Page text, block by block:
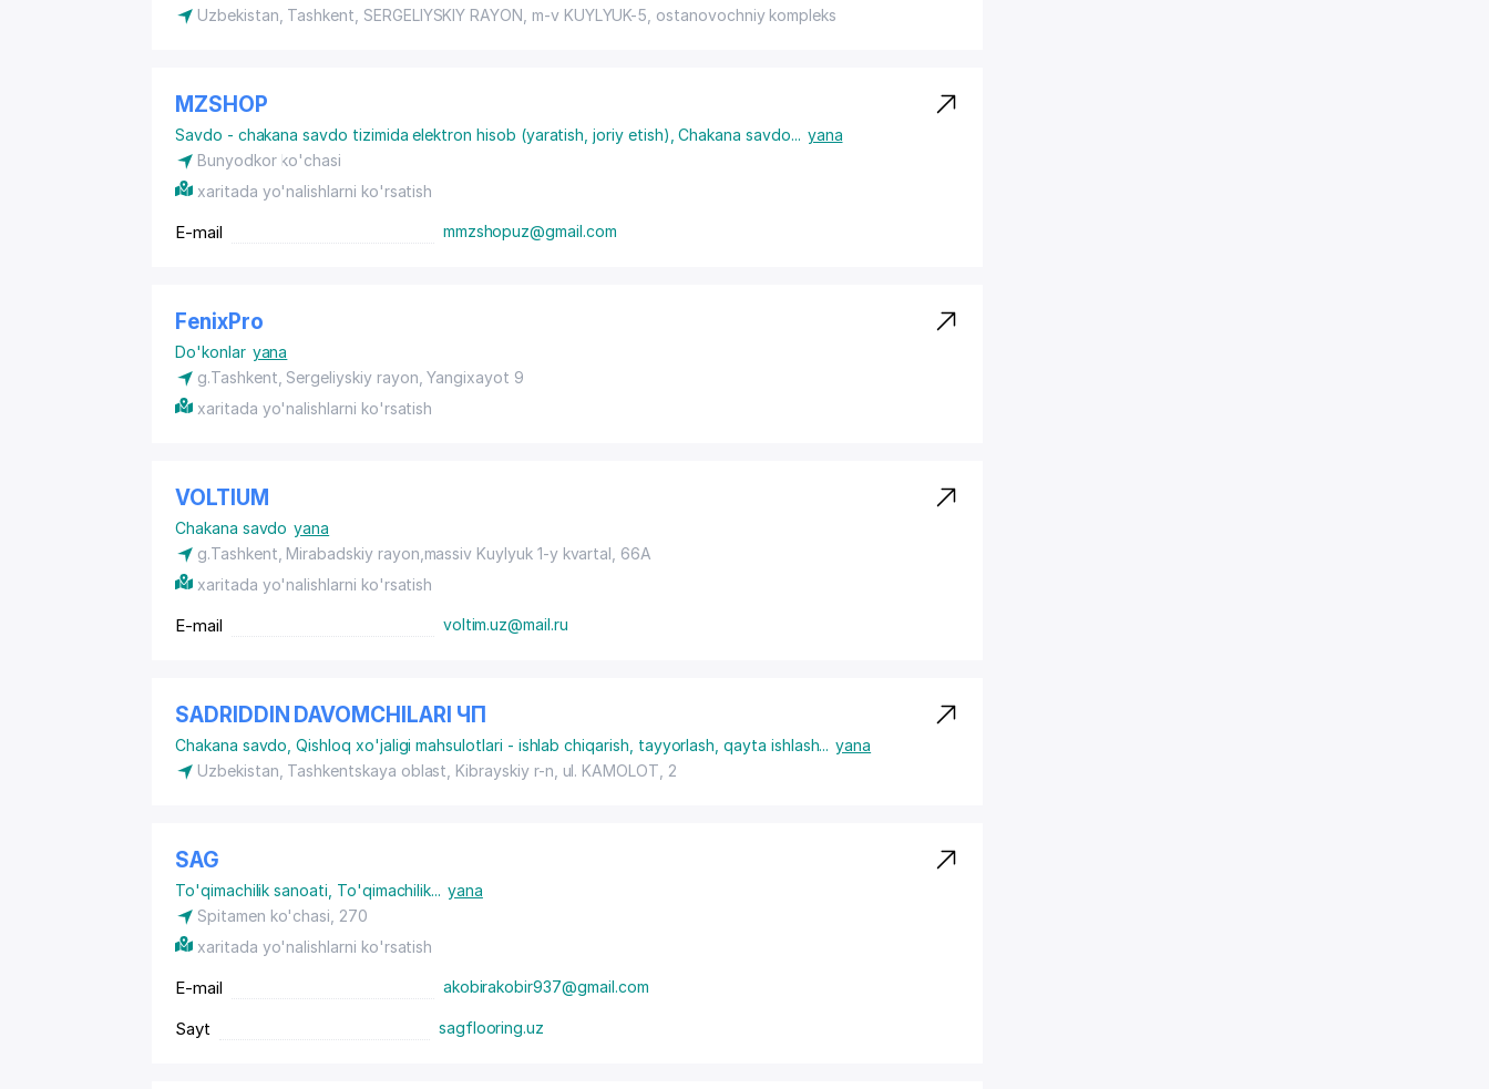
Uzbekistan, Tashkent, SERGELIYSKIY RAYON , m-v KUYLYUK-5, ostanovochniy kompleks
MZSHOP
Savdo - chakana savdo tizimida elektron hisob (yaratish, joriy etish) ,Chakana savdo... yana
Bunyodkor ko'chasi
xaritada yo'nalishlarni ko'rsatish
E-mail mmzshopuz@gmail.com
FenixPro
Do'konlar yana
g.Tashkent, Sergeliyskiy rayon , Yangixayot 9
xaritada yo'nalishlarni ko'rsatish
VOLTIUM
Chakana savdo yana
g.Tashkent, Mirabadskiy rayon ,massiv Kuylyuk 1-y kvartal, 66A
xaritada yo'nalishlarni ko'rsatish
E-mail voltim.uz@mail.ru
SADRIDDIN DAVOMCHILARI ЧП
Chakana savdo ,Qishloq xo'jaligi mahsulotlari - ishlab chiqarish, tayyorlash, qayta ishlash... yana
Uzbekistan, Tashkentskaya oblast, Kibrayskiy r-n, ul. KAMOLOT , 2
SAG
To'qimachilik sanoati To'qimachilik... yana
Spitamen ko'chasi, 270
xaritada yo'nalishlarni ko'rsatish
E-mail akobirakobir937@gmail.com
Sayt sagflooring.uz